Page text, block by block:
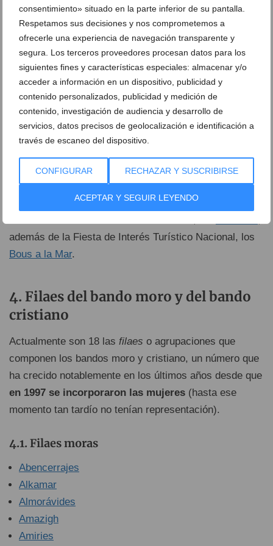
consentimiento» situado en la parte inferior de su pantalla.
Respetamos sus decisiones y nos comprometemos a
ofrecerle una experiencia de navegación transparente y
segura. Los terceros proveedores procesan datos para los
siguientes fines y características especiales: almacenar y/o
acceder a información en un dispositivo, publicidad y
contenido personalizados, publicidad y medición de
contenido, investigación de audiencia y desarrollo de
servicios, datos precisos de geolocalización e identificación a
través de escaneo del dispositivo.
CONFIGURAR RECHAZAR Y SUSCRIBIRSE
ACEPTAR Y SEGUIR LEYENDO
Ayuntamiento, en febrero de 2022 Francesc Colomer, el
entonces secretario autonómico de Turismo, declaró
los Moros y Cristianos de Dénia como Fiesta de Interés
Turístico Autonómico de la Comunitat Valenciana. Se
trata de un distintivo que Turisme concede a las fiestas
que ofrezcan una especial relevancia desde el punto de
vista turístico y supongan una valoración de lacultura
de las tradiciones populares valencianas.
Es la primera fiesta de Dénia que obtiene la declaración
como Fiesta de Interés Turístico Autonómico de la
Comunitat Valenciana. La ciudad cuenta con una fiesta
además de la Fiesta de Interés Turístico Nacional, los
Bous a la Mar.
Filaes del bando moro y del bando
cristiano
Actualmente son 18 las filaes o agrupaciones que
componen los bandos moro y cristiano, un número que
ha crecido notablemente en los últimos años desde que
en 1997 se incorporaron las mujeres (hasta ese
momento tan tardío no tenían representación).
Filaes moras
Abencerrajes
Alkamar
Almorávides
Amazigh
Amiries